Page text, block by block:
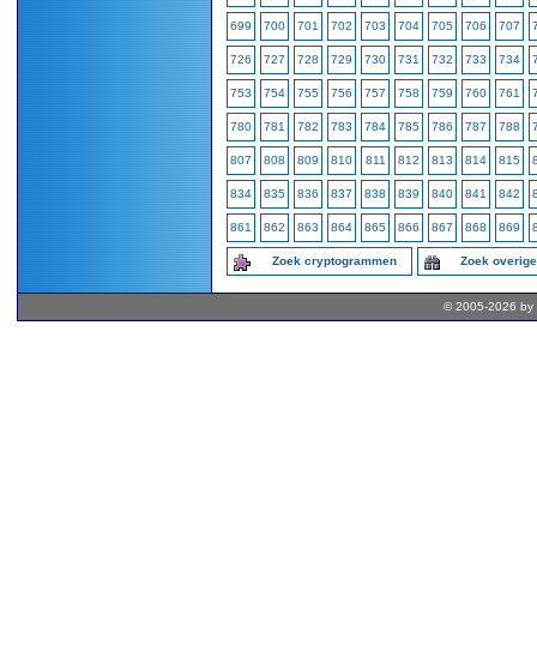
699 700 701 702 703 704 705 706 707
726 727 728 729 730 731 732 733 734
753 754 755 756 757 758 759 760 761
780 781 782 783 784 785 786 787 788
807 808 809 810 811 812 813 814 815
834 835 836 837 838 839 840 841 842
861 862 863 864 865 866 867 868 869
Zoek cryptogrammen Zoek
© 2005-2026 by